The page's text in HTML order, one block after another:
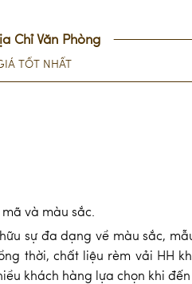
Chỉ Văn Phòng
TỐT NHẤT
và màu sắc.
sự đa dạng về màu sắc,
thời, chất liệu rèm vải HH
khách hàng lựa chọn khi đến